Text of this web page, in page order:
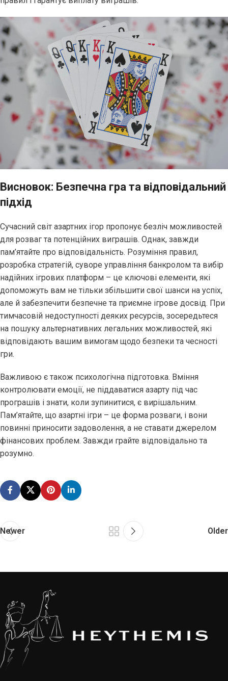
Висновок: Безпечна гра та відповідальний
підхід
Сучасний світ азартних ігор пропонує безліч можливостей
для розваг та потенційних виграшів. Однак, завжди
пам’ятайте про відповідальність. Розуміння правил,
розробка стратегій, суворе управління банкролом та вибір
надійних ігрових платформ – це ключові елементи, які
допоможуть вам не тільки збільшити свої шанси на успіх,
але й забезпечити безпечне та приємне ігрове досвід. При
тимчасовій недоступності деяких ресурсів, зосередьтеся
на пошуку альтернативних легальних можливостей, які
відповідають вашим вимогам щодо безпеки та чесності
гри.
Важливою є також психологічна підготовка. Вміння
контролювати емоції, не піддаватися азарту під час
програшів і знати, коли зупинитися, є вирішальним.
Пам’ятайте, що азартні ігри – це форма розваги, і вони
повинні приносити задоволення, а не ставати джерелом
фінансових проблем. Завжди грайте відповідально та
розумно.
Newer Older